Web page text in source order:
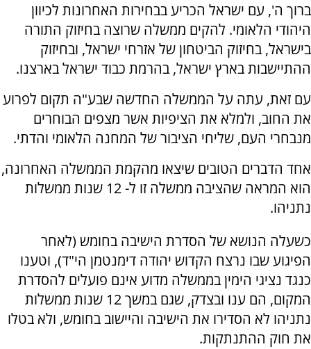
ברוך ה', עם ישראל הכריע בבחירות האחרונות לכיוון
היהודי הלאומי. להקים ממשלה שרוצה בחיזוק התורה
בישראל, בחיזוק הביטחון של אזרחי ישראל, ובחיזוק
ההתיישבות בארץ ישראל, בהרמת כבוד ישראל בארצנו.
עם זאת, עתה על הממשלה החדשה שבע"ה תקום לפרוע
את החוב, ולמלא את הציפיות אשר מצפים הבוחרים
מנבחרי העם, שליחי הציבור של המחנה הלאומי והדתי.
אחד הדברים הטובים שיצאו מהקמת הממשלה האחרונה,
הוא המראה שהציבה ממשלה זו ל- 12 שנות ממשלות
נתניהו.
כשעלה הנושא של הסדרת הישיבה בחומש (לאחר
הפיגוע שבו נרצח הקדוש יהודה דימנטמן הי"ד), וטענו
כנגד נציגי הימין בממשלה מדוע אינם פועלים להסדרת
המקום, הם ענו ובצדק, שגם במשך 12 שנות ממשלות
נתניהו לא הסדירו את הישיבה והיישוב בחומש, ולא בטלו
את חוק ההתנתקות.